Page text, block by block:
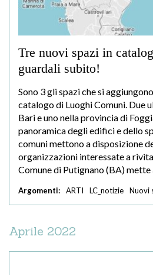
Tre nuovi spazi in
guardali subito!
Sono 3 gli spazi che si
catalogo di Luoghi Comuni. Due
Bari e uno nella provincia di
panoramica degli edifici e dello
comuni mettono a disposizione
organizzazioni interessate a
Comune di Putignano (BA)
Argomenti: ARTI LC_notizie Nuovi
Aprile 2022